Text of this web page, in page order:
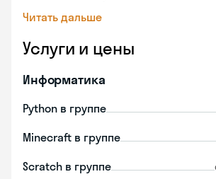
Читать дальше
Услуги и цены
Информатика
Python в группе
Minecraft в группе
Scratch в группе